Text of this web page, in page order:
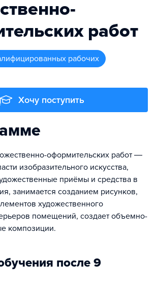
работ
рабочих
Хочу поступить
оформительских работ ―
изобразительного искусства,
приёмы и средства в
занимается созданием рисунков,
художественного
помещений, создает объемно-
композиции.
после 9